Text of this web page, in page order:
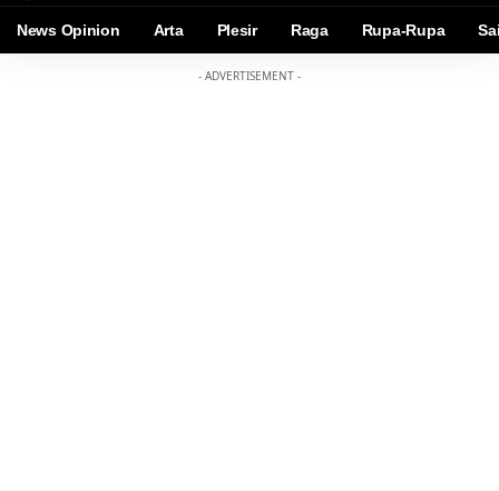
News Opinion Arta Plesir Raga Rupa-Rupa
- ADVERTISEMENT -